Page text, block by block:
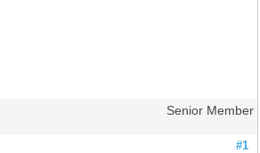
Senior Member
#1